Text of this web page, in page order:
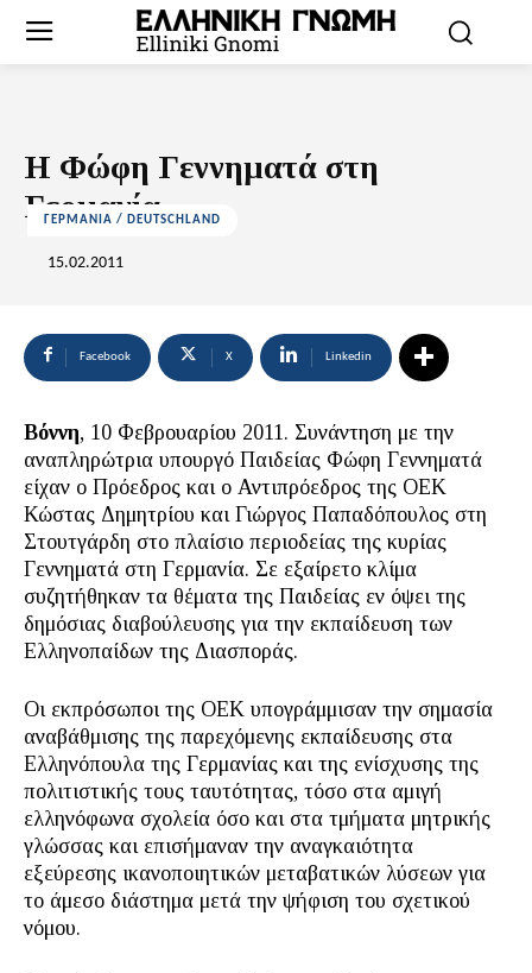
Η Φώφη Γεννηματά στη
Γερμανία
15.02.2011
ΓΕΡΜΑΝΙΑ / DEUTSCHLAND
Facebook X Linkedin
Βόννη, 10 Φεβρουαρίου 2011. Συνάντηση με την
αναπληρώτρια υπουργό Παιδείας Φώφη Γεννηματά
είχαν ο Πρόεδρος και ο Αντιπρόεδρος της ΟΕΚ
Κώστας Δημητρίου και Γιώργος Παπαδόπουλος στη
Στουτγάρδη στο πλαίσιο περιοδείας της κυρίας
Γεννηματά στη Γερμανία. Σε εξαίρετο κλίμα
συζητήθηκαν τα θέματα της Παιδείας εν όψει της
δημόσιας διαβούλευσης για την εκπαίδευση των
Ελληνοπαίδων της Διασποράς.
Οι εκπρόσωποι της ΟΕΚ υπογράμμισαν την σημασία
αναβάθμισης της παρεχόμενης εκπαίδευσης στα
Ελληνόπουλα της Γερμανίας και της ενίσχυσης της
πολιτιστικής τους ταυτότητας, τόσο στα αμιγή
ελληνόφωνα σχολεία όσο και στα τμήματα μητρικής
γλώσσας και επισήμαναν την αναγκαιότητα
εξεύρεσης ικανοποιητικών μεταβατικών λύσεων για
το άμεσο διάστημα μετά την ψήφιση του σχετικού
νόμου.